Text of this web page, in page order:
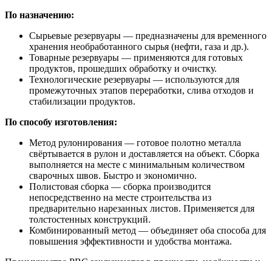
По назначению:
Сырьевые резервуары — предназначены для временного
хранения необработанного сырья (нефти, газа и др.).
Товарные резервуары — применяются для готовых
продуктов, прошедших обработку и очистку.
Технологические резервуары — используются для
промежуточных этапов переработки, слива отходов и
стабилизации продуктов.
По способу изготовления:
Метод рулонирования — готовое полотно металла
свёртывается в рулон и доставляется на объект. Сборка
выполняется на месте с минимальным количеством
сварочных швов. Быстро и экономично.
Полистовая сборка — сборка производится
непосредственно на месте строительства из
предварительно нарезанных листов. Применяется для
толстостенных конструкций.
Комбинированный метод — объединяет оба способа для
повышения эффективности и удобства монтажа.